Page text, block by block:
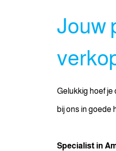
Jouw
Gelukkig hoef je
bij ons in goede
Specialist in